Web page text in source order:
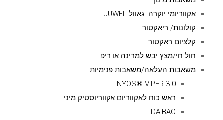
אקווריומי יוקרה- גאוול JUWEL
קולונות/ ריאקטור
קלציום ראקטור
חול חי/מצץ יבש למרינה או ריפ
משאבות העלאה/משאבות פנימיות
NYOS® VIPER 3.0
ראש כוח לאקווריום אקווריוסטיק מיני
DAIBAO